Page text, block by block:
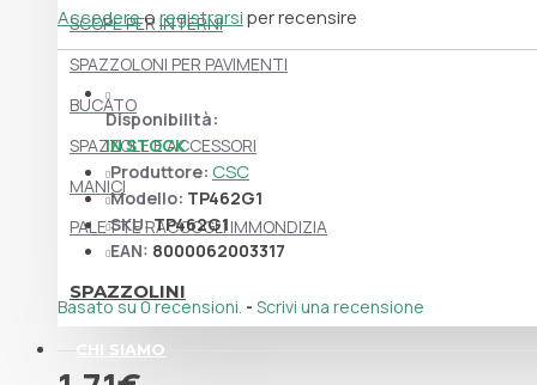
SCOPE PER INTERNI
SPAZZOLONI PER PAVIMENTI
BUCATO
SPAZZOLE E ACCESSORI
MANICI
PALETTE RACCOGLI IMMONDIZIA
SPAZZOLINI
CHI SIAMO
Accedereoregistrarsiper recensire
Disponibilità:
IN STOCK
Produttore: CSC
Modello: TP462G1
SKU:TP462G1
EAN: 8000062003317
Basato su 0 recensioni. - Scrivi una recensione